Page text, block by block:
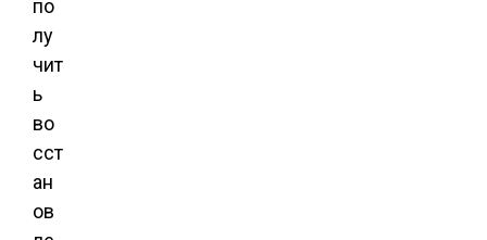
по
лу
чит
ь
во
сст
ан
ов